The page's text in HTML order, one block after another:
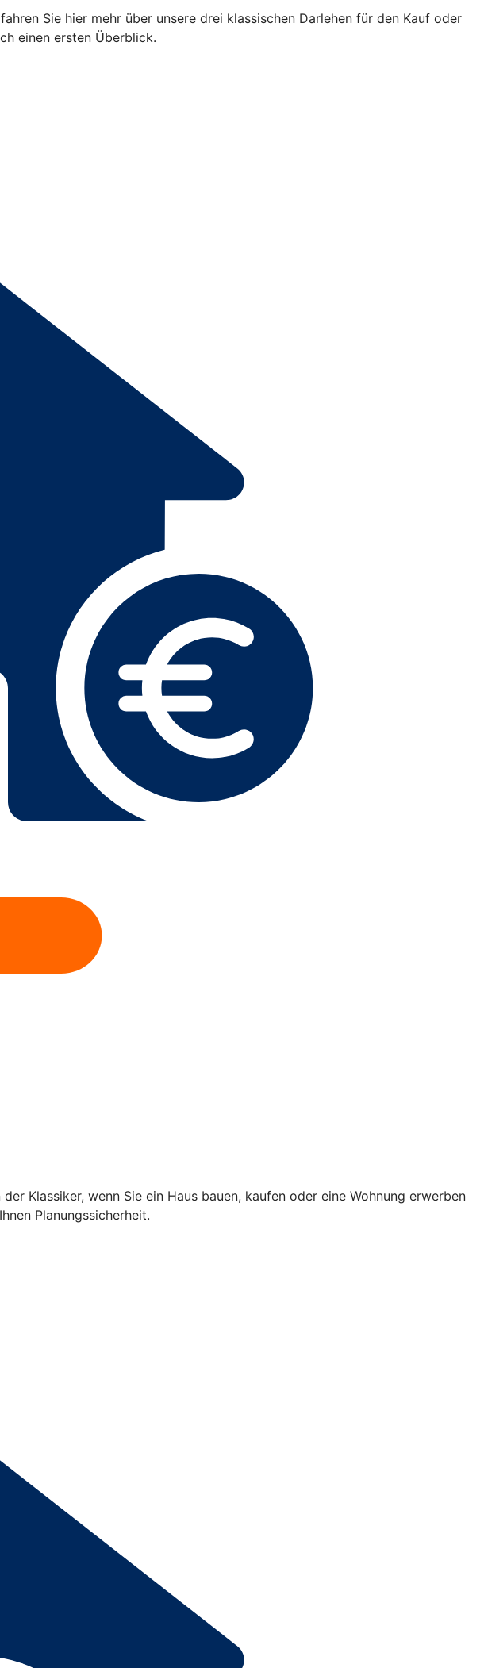
Sie hier mehr über unsere drei klassischen Darlehen für den Kauf oder
einen ersten Überblick.
Klassiker, wenn Sie ein Haus bauen, kaufen oder eine Wohnung erwerben
Planungssicherheit.